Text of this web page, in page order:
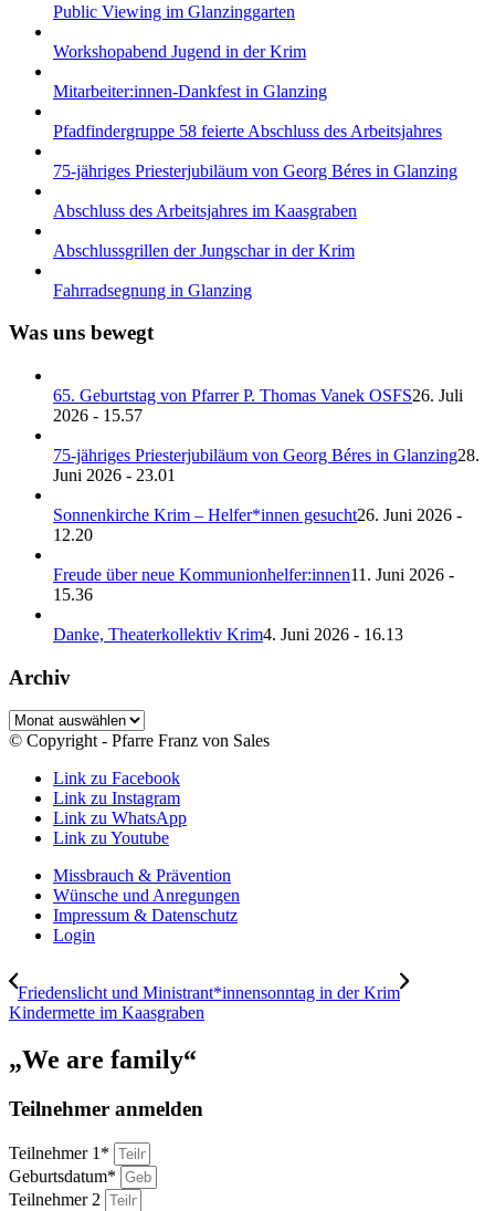
Public Viewing im Glanzinggarten
Workshopabend Jugend in der Krim
Mitarbeiter:innen-Dankfest in Glanzing
Pfadfindergruppe 58 feierte Abschluss des Arbeitsjahres
75-jähriges Priesterjubiläum von Georg Béres in Glanzing
Abschluss des Arbeitsjahres im Kaasgraben
Abschlussgrillen der Jungschar in der Krim
Fahrradsegnung in Glanzing
Was uns bewegt
65. Geburtstag von Pfarrer P. Thomas Vanek OSFS26. Juli
2026 - 15.57
75-jähriges Priesterjubiläum von Georg Béres in Glanzing28.
Juni 2026 - 23.01
Sonnenkirche Krim – Helfer*innen gesucht26. Juni 2026 -
12.20
Freude über neue Kommunionhelfer:innen11. Juni 2026 -
15.36
Danke, Theaterkollektiv Krim4. Juni 2026 - 16.13
Archiv
Archiv
© Copyright - Pfarre Franz von Sales
Link zu Facebook
Link zu Instagram
Link zu WhatsApp
Link zu Youtube
Missbrauch & Prävention
Wünsche und Anregungen
Impressum & Datenschutz
Login
Friedenslicht und Ministrant*innensonntag in der Krim
Kindermette im Kaasgraben
„We are family“
Teilnehmer anmelden
Teilnehmer 1*
Geburtsdatum*
Teilnehmer 2